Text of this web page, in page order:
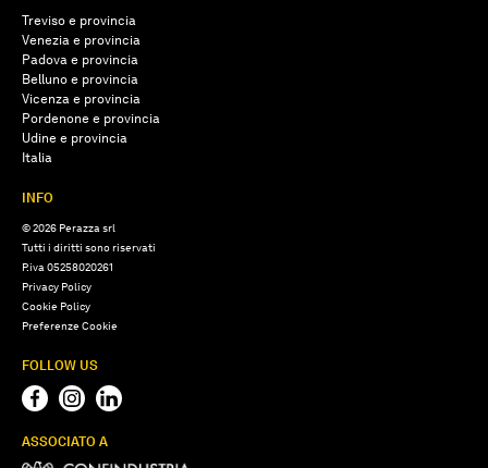
Treviso e provincia
Venezia e provincia
Padova e provincia
Belluno e provincia
Vicenza e provincia
Pordenone e provincia
Udine e provincia
Italia
INFO
© 2026 Perazza srl
Tutti i diritti sono riservati
P.iva 05258020261
Privacy Policy
Cookie Policy
Preferenze Cookie
FOLLOW US
ASSOCIATO A